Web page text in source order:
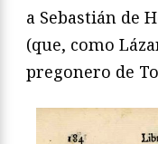
a Sebastián de
(que, como
pregonero de